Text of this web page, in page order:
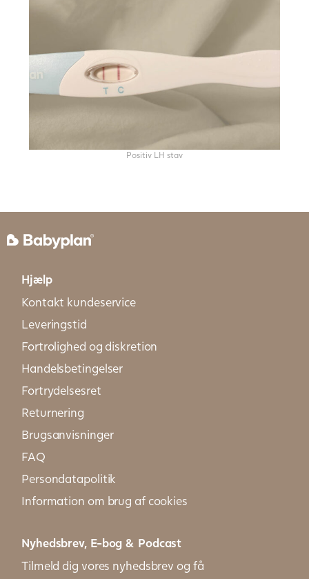
Positiv LH stav
Hjælp
Kontakt kundeservice
Leveringstid
Fortrolighed og diskretion
Handelsbetingelser
Fortrydelsesret
Returnering
Brugsanvisninger
FAQ
Persondatapolitik
Information om brug af cookies
Nyhedsbrev, E-bog & Podcast
Tilmeld dig vores nyhedsbrev og få